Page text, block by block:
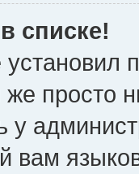
списке!
просто
у
вам